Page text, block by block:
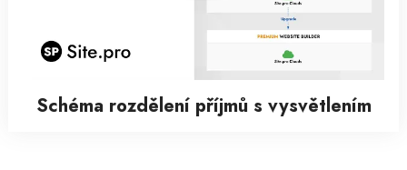
Schéma rozdělení příjmů s vysvětlením